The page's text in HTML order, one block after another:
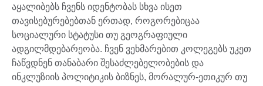
აყალიბებს ჩვენს იდენტობას სხვა ისეთ
თავისებურებებთან ერთად, როგორებიცაა
სოციალური სტატუსი თუ გეოგრაფიული
ადგილმდებარეობა. ჩვენ ვეხმარებით კოლეგებს უკეთ
ჩაწვდნენ თანაბარი შესაძლებელობების და
ინკლუზიის პოლიტიკის ბიზნეს, მორალურ-ეთიკურ თუ